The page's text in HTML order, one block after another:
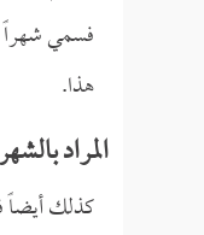
فسمي شهراً
هذا.
المراد
كذلك أيضاً